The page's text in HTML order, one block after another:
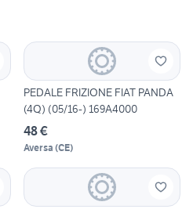
PEDALE FRIZIONE FIAT PANDA
(4Q) (05/16-) 169A4000
48 €
Aversa (CE)